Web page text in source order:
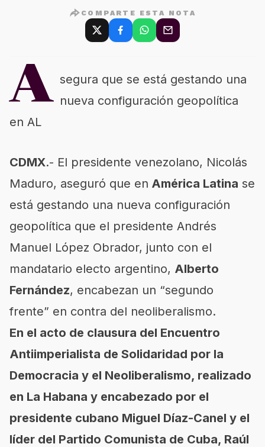
COMPARTE ESTA NOTA
A segura que se está gestando una
nueva configuración geopolítica
en AL
CDMX.- El presidente venezolano, Nicolás
Maduro, aseguró que en América Latina se
está gestando una nueva configuración
geopolítica que el presidente Andrés
Manuel López Obrador, junto con el
mandatario electo argentino, Alberto
Fernández, encabezan un “segundo
frente” en contra del neoliberalismo.
En el acto de clausura del Encuentro
Antiimperialista de Solidaridad por la
Democracia y el Neoliberalismo, realizado
en La Habana y encabezado por el
presidente cubano Miguel Díaz-Canel y el
líder del Partido Comunista de Cuba, Raúl